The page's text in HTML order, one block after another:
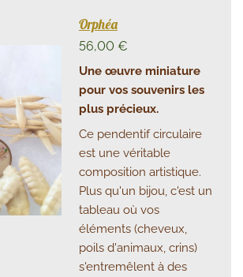
Orphéa
56,00 €
Une œuvre miniature
pour vos souvenirs les
plus précieux.
Ce pendentif circulaire
est une véritable
composition artistique.
Plus qu'un bijou, c'est un
tableau où vos
éléments (cheveux,
poils d'animaux, crins)
s'entremêlent à des